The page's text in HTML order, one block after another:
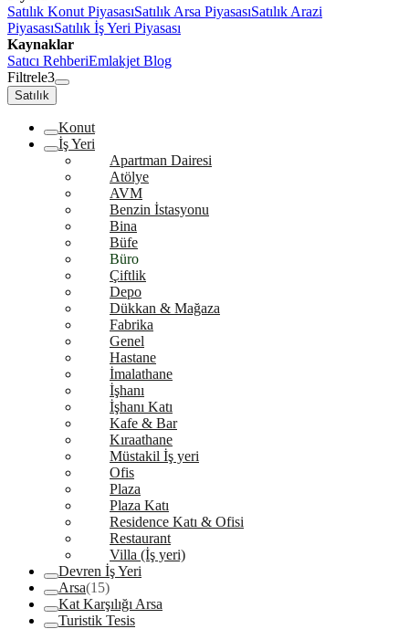
Satılık Konut PiyasasıSatılık Arsa PiyasasıSatılık Arazi
PiyasasıSatılık İş Yeri Piyasası
Kaynaklar
Satıcı RehberiEmlakjet Blog
Filtrele3
Satılık
Konut
İş Yeri
Apartman Dairesi
Atölye
AVM
Benzin İstasyonu
Bina
Büfe
Büro
Çiftlik
Depo
Dükkan & Mağaza
Fabrika
Genel
Hastane
İmalathane
İşhanı
İşhanı Katı
Kafe & Bar
Kıraathane
Müstakil İş yeri
Ofis
Plaza
Plaza Katı
Residence Katı & Ofisi
Restaurant
Villa (İş yeri)
Devren İş Yeri
Arsa(15)
Kat Karşılığı Arsa
Turistik Tesis